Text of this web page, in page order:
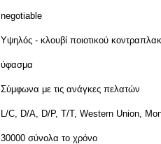
negotiable
Υψηλός - κλουβί ποιοτικού
ύφασμα
Σύμφωνα με τις ανάγκες πελατών
L/C, D/A, D/P, T/T, Western Union,
30000 σύνολα το χρόνο